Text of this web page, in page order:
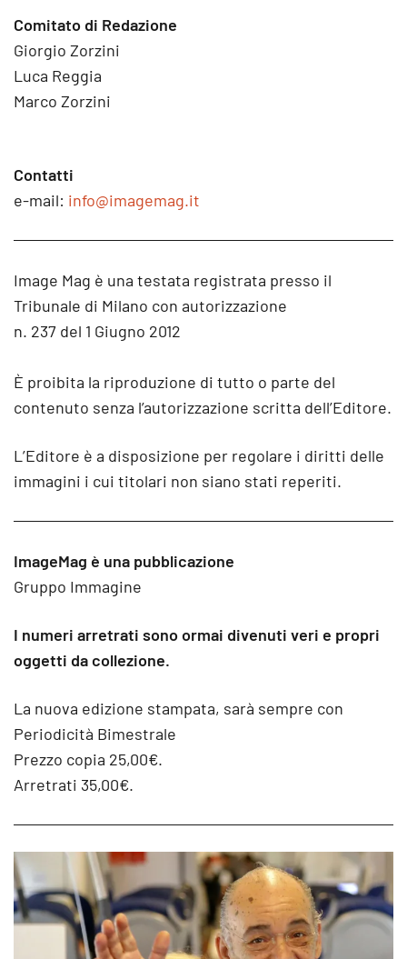
Comitato di Redazione
Giorgio Zorzini
Luca Reggia
Marco Zorzini
Contatti
e-mail: info@imagemag.it
Image Mag è una testata registrata presso il
Tribunale di Milano con autorizzazione
n. 237 del 1 Giugno 2012
È proibita la riproduzione di tutto o parte del
contenuto senza l’autorizzazione scritta dell’Editore.
L’Editore è a disposizione per regolare i diritti delle
immagini i cui titolari non siano stati reperiti.
ImageMag è una pubblicazione
Gruppo Immagine
I numeri arretrati sono ormai divenuti veri e propri
oggetti da collezione.
La nuova edizione stampata, sarà sempre con
Periodicità Bimestrale
Prezzo copia 25,00€.
Arretrati 35,00€.